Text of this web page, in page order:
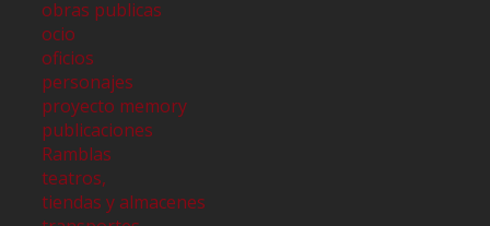
obras publicas
ocio
oficios
personajes
proyecto memory
publicaciones
Ramblas
teatros,
tiendas y almacenes